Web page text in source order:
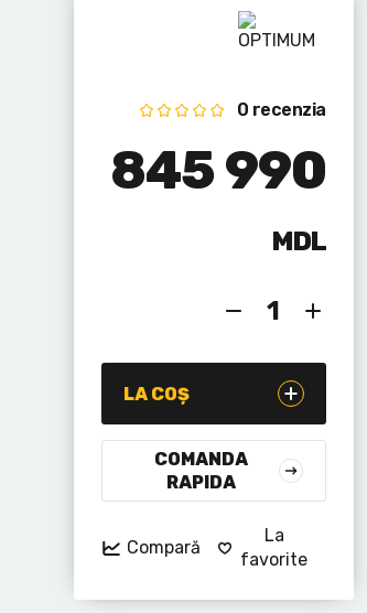
0 recenzia
845 990
MDL
LA COȘ
COMANDA
RAPIDA
Compară
La
favorite